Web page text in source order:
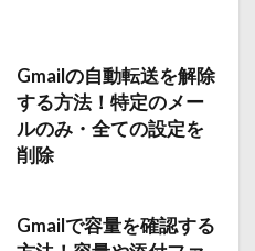
Gmailの自動転送を解除
する方法！特定のメー
ルのみ・全ての設定を
削除
Gmailで容量を確認する